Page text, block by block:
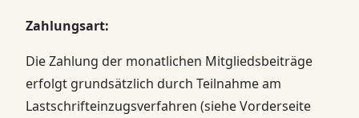
Zahlungsart:
Die Zahlung der monatlichen Mitgliedsbeiträge
erfolgt grundsätzlich durch Teilnahme am
Lastschrifteinzugsverfahren (siehe Vorderseite